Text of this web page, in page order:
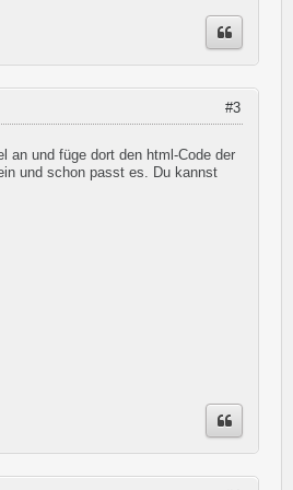
#3
an und füge dort den html-Code der
und schon passt es. Du kannst